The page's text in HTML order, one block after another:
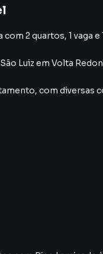
2 quartos, 1 vaga e
Luiz em Volta
, com diversas